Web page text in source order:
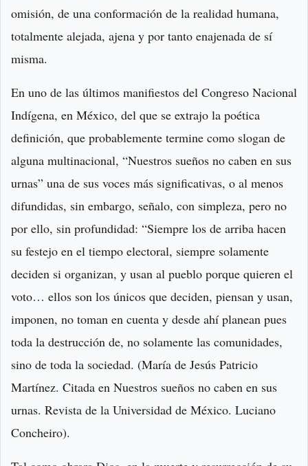
omisión, de una conformación de la realidad humana,
totalmente alejada, ajena y por tanto enajenada de sí
misma.
En uno de las últimos manifiestos del Congreso Nacional
Indígena, en México, del que se extrajo la poética
definición, que probablemente termine como slogan de
alguna multinacional, “Nuestros sueños no caben en sus
urnas” una de sus voces más significativas, o al menos
difundidas, sin embargo, señalo, con simpleza, pero no
por ello, sin profundidad: “Siempre los de arriba hacen
su festejo en el tiempo electoral, siempre solamente
deciden si organizan, y usan al pueblo porque quieren el
voto… ellos son los únicos que deciden, piensan y usan,
imponen, no toman en cuenta y desde ahí planean pues
toda la destrucción de, no solamente las comunidades,
sino de toda la sociedad. (María de Jesús Patricio
Martínez. Citada en Nuestros sueños no caben en sus
urnas. Revista de la Universidad de México. Luciano
Concheiro).